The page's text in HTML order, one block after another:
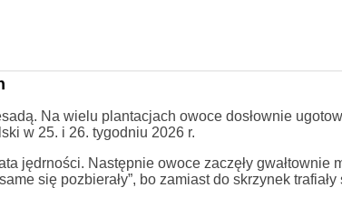
Na wielu plantacjach owoce dosłownie
w 25. i 26. tygodniu 2026 r.
jędrności. Następnie owoce zaczęły gwałtownie
się pozbierały”, bo zamiast do skrzynek